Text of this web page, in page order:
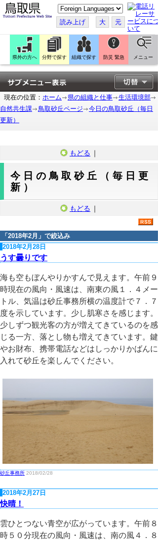
こ
の
ペ
ー
ジ
翻
訳
す
る
読み上げ 大 元
県外の方へ 分野で探す 組織で探す 防災 緊急 メニュー
現在の位置： ホーム 県の組織と仕事
生活環境部
自然共生課
鳥取砂丘ページ
今日の鳥取砂丘（毎日
更新）
もどる ｜
今日の鳥取砂丘（毎日更
新）
もどる ｜
「 2018年2月 」で絞込み
2018年2月28日
うす曇りです
海も空もぼんやりかすんで見えます。午前９
時現在の風向・風速は、南東の風１．４メー
トル、気温は砂丘事務所横の温度計で７．７
度を示しています。少し肌寒さを感じます。
少しずつ観光客の方が増えてきているのを感
じる一方、落とし物も増えてきています。鍵
やお財布、携帯電話などはしっかりかばんに
入れて砂丘を楽しんでください。
砂丘事務所 2018/02/28
2018年2月27日
快晴！
雲ひとつない青空が広がっています。午前８
時５０分現在の風向・風速は、南の風４．８